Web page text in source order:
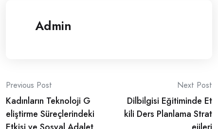
Admin
Post
navigation
Previous Post
Kadınların Teknoloji G
eliştirme Süreçlerindeki
Next Post
Dilbilgisi Eğitiminde Et
kili Ders Planlama Strat